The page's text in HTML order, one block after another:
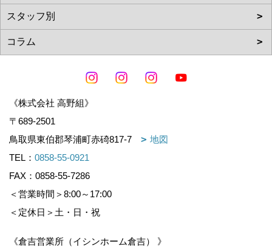
《株式会社 高野組》
〒689-2501
鳥取県東伯郡琴浦町赤碕817-7
地図
TEL： 0858-55-0921
FAX：0858-55-7286
＜営業時間＞8:00～17:00
＜定休日＞土・日・祝
《倉吉営業所（イシンホーム倉吉） 》